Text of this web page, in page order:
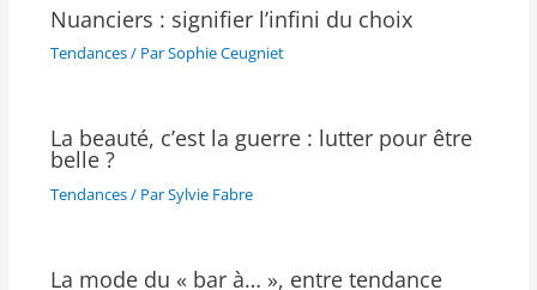
Nuanciers : signifier l’infini du choix
Tendances/ ParSophie Ceugniet
La beauté, c’est la guerre : lutter pour être
belle ?
Tendances/ ParSylvie Fabre
La mode du « bar à… », entre tendance